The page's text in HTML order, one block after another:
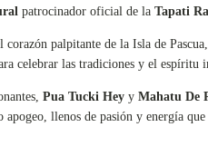
patrocinador oficial de la Tapati
corazón palpitante de la Isla de
celebrar las tradiciones y el espíritu
Pua Tucki Hey y Mahatu De
llenos de pasión y energía